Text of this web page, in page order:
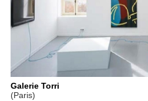
Galerie Torri
(Paris)